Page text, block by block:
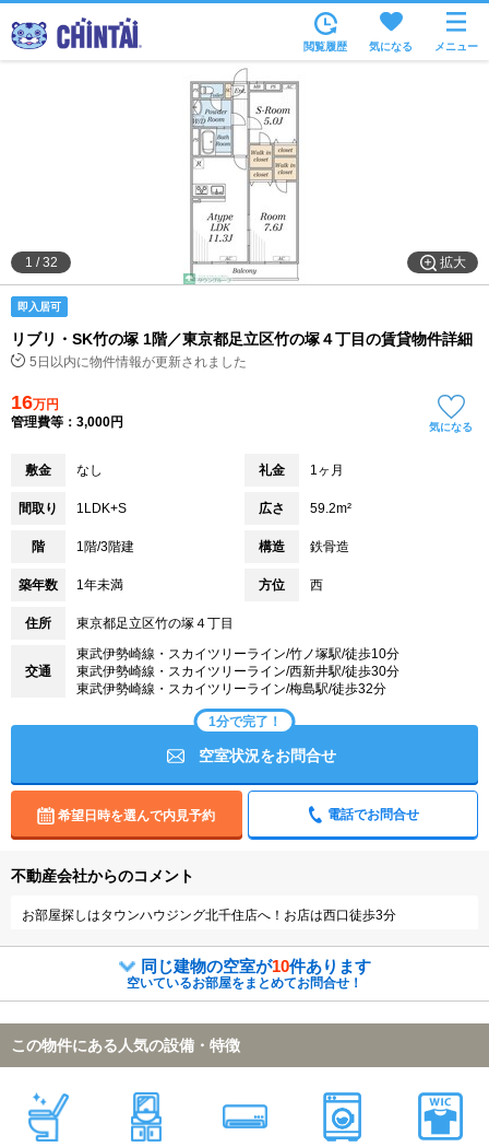
沿線・駅から
住所から
家賃相場から
通勤通学時間から
物件特集から
不動産会社から
閲覧履歴 気になる メニュー
拡大
1 /32
即入居可
リブリ・SK竹の塚 1階／東京都足立区竹の塚４丁目の賃貸物件詳細
5日以内に物件情報が更新されました
16万円
管理費等：3,000円
気になる
敷金 なし 礼金 1ヶ月
間取り 1LDK+S 広さ 59.2m²
階 1階/3階建 構造 鉄骨造
築年数 1年未満 方位 西
住所 東京都足立区竹の塚４丁目
交通
東武伊勢崎線・スカイツリーライン/竹ノ塚駅/徒歩10分
東武伊勢崎線・スカイツリーライン/西新井駅/徒歩30分
東武伊勢崎線・スカイツリーライン/梅島駅/徒歩32分
1分で完了！
空室状況をお問合せ
希望日時を選んで内見予約 電話でお問合せ
不動産会社からのコメント
お部屋探しはタウンハウジング北千住店へ！お店は西口徒歩3分
同じ建物の空室が10件あります
空いているお部屋をまとめてお問合せ！
この物件にある人気の設備・特徴